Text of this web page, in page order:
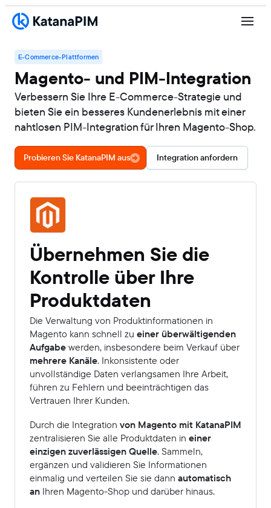
E-Commerce-Plattformen
Magento- und PIM-Integration
Verbessern Sie Ihre E-Commerce-Strategie und
bieten Sie ein besseres Kundenerlebnis mit einer
nahtlosen PIM-Integration für Ihren Magento-Shop.
Probieren Sie KatanaPIM aus Integration anfordern
Übernehmen Sie die
Kontrolle über Ihre
Produktdaten
Die Verwaltung von Produktinformationen in
Magento kann schnell zu einer überwältigenden
Aufgabewerden, insbesondere beim Verkauf über
mehrere Kanäle. Inkonsistente oder
unvollständige Daten verlangsamen Ihre Arbeit,
führen zu Fehlern und beeinträchtigen das
Vertrauen Ihrer Kunden.
Durch die Integration von Magento mit KatanaPIM
zentralisieren Sie alle Produktdaten in einer
einzigen zuverlässigen Quelle. Sammeln,
ergänzen und validieren Sie Informationen
einmalig und verteilen Sie sie dann automatisch
an Ihren Magento-Shop und darüber hinaus.